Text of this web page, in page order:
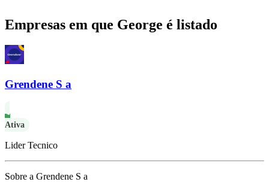
Empresas em que George é listado
Grendene S a
Ativa
Lider Tecnico
Sobre a Grendene S a